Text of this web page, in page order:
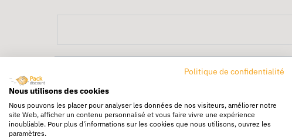
En tissu. Livré avec un bloc ligné,
Politique de confidentialité
Nous utilisons des cookies
Nous pouvons les placer pour analyser les données de nos visiteurs, améliorer notre
site Web, afficher un contenu personnalisé et vous faire vivre une expérience
inoubliable. Pour plus d'informations sur les cookies que nous utilisons, ouvrez les
paramètres.